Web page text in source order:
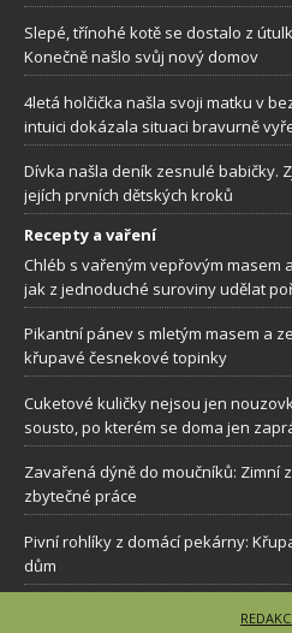
Slepé, třínohé kotě se dostalo z
Konečně našlo svůj nový domov
4letá holčička našla svoji matku v
intuici dokázala situaci bravurně
Dívka našla deník zesnulé babičky.
jejích prvních dětských kroků
Recepty a vaření
Chléb s vařeným vepřovým masem
jak z jednoduché suroviny udělat
Pikantní pánev s mletým masem a
křupavé česnekové topinky
Cuketové kuličky nejsou jen
sousto, po kterém se doma jen
Zavařená dýně do moučníků: Zimní
zbytečné práce
Pivní rohlíky z domácí pekárny:
dům